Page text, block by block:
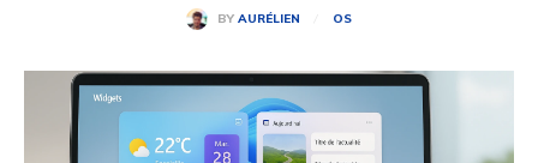
BY AURÉLIEN OS